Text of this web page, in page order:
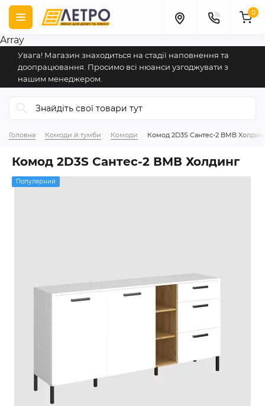
Array
Увага! Магазин знаходиться на стадії наповнення та
доопрацювання. Просимо всі нюанси узгоджувати з
нашим менеджером.
0
Головна Комоди й тумби Комоди Комод 2D3S Сантес-2 ВМВ
Комод 2D3S Сантес-2 ВМВ Холдинг
Популярний